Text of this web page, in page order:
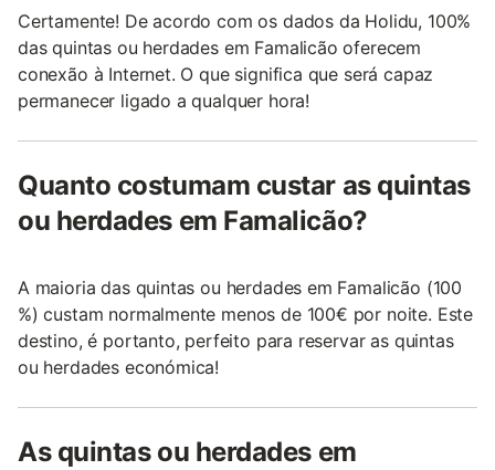
Certamente! De acordo com os dados da Holidu, 100%
das quintas ou herdades em Famalicão oferecem
conexão à Internet. O que significa que será capaz
permanecer ligado a qualquer hora!
Quanto costumam custar as quintas
ou herdades em Famalicão?
A maioria das quintas ou herdades em Famalicão (100
%) custam normalmente menos de 100€ por noite. Este
destino, é portanto, perfeito para reservar as quintas
ou herdades económica!
As quintas ou herdades em